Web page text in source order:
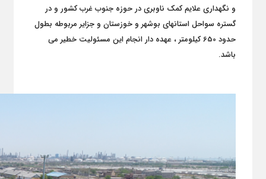
و نگهداری علایم کمک ناوبری در حوزه جنوب غرب کشور و در
گستره سواحل استانهای بوشهر و خوزستان و جزایر مربوطه بطول
حدود 650 کیلومتر ، عهده دار انجام این مسئولیت خطیر می
باشد.